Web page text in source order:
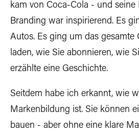
kam von Coca-Cola - und seine
Branding war inspirierend. Es
Autos. Es ging um das gesamte
laden, wie Sie abonnieren, wie
erzählte eine Geschichte.
Seitdem habe ich erkannt, wie
Markenbildung ist. Sie können
bauen - aber ohne eine klare